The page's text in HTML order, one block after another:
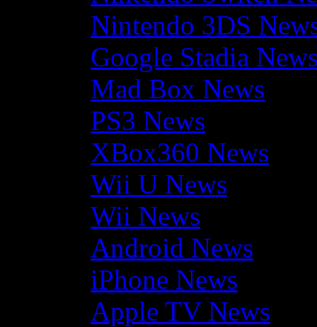
Nintendo 3DS
Google Stadia
Mad Box News
PS3 News
XBox360 News
Wii U News
Wii News
Android News
iPhone News
Apple TV News